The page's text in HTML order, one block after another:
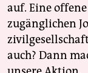
auf. Eine
zugänglichen
auch? Dann